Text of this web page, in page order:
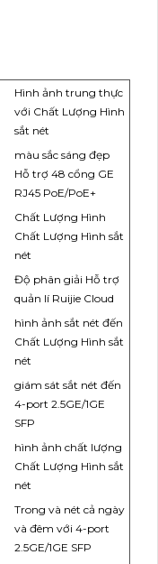
Hình ảnh trung thực
với Chất Lượng Hình
sắt nét
màu sắc sáng đẹp
Hỗ trợ 48 cổng GE
RJ45 PoE/PoE+
Chất Lượng Hình
Chất Lượng Hình sắt
nét
Độ phân giải Hỗ trợ
quản lí Ruijie Cloud
hình ảnh sắt nét đến
Chất Lượng Hình sắt
nét
giám sát sắt nét đến
4-port 2.5GE/1GE
SFP
hình ảnh chất lượng
Chất Lượng Hình sắt
nét
Trong và nét cả ngày
và đêm với 4-port
2.5GE/1GE SFP